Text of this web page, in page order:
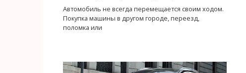
Автомобиль не всегда перемещается своим ходом.
Покупка машины в другом городе, переезд,
поломка или